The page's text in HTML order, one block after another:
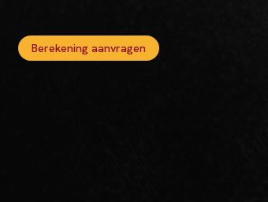
Berekening aanvragen